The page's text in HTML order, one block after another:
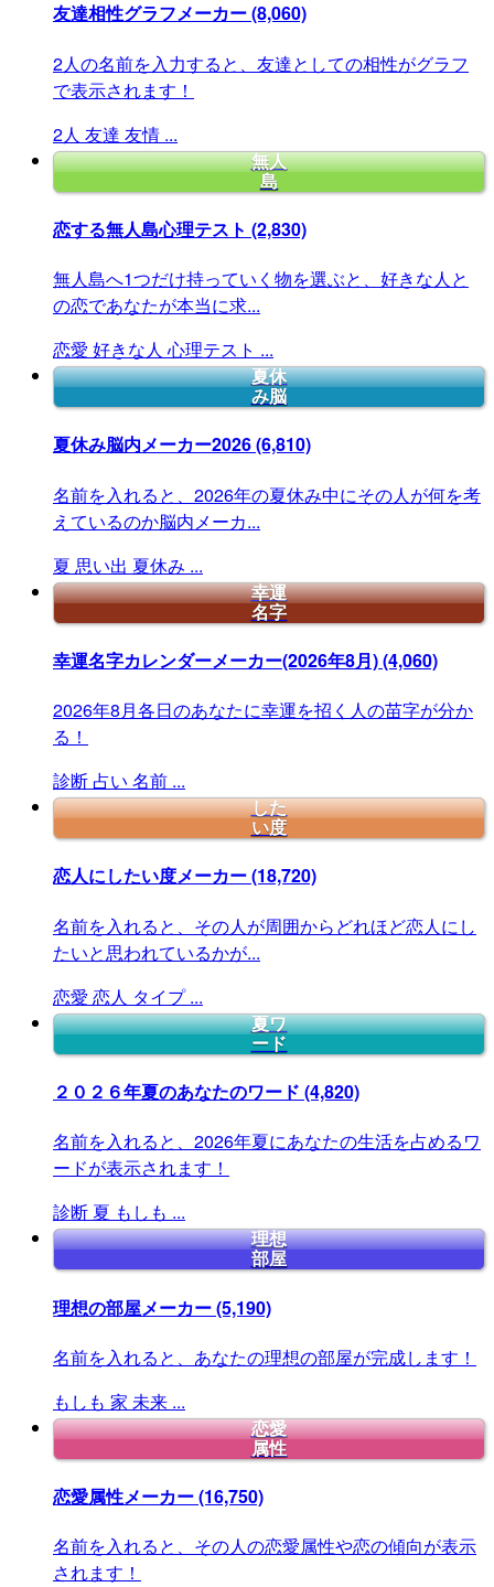
友達相性グラフメーカー(8,060)
2人の名前を入力すると、友達としての相性がグラフ
で表示されます！
2人 友達 友情 ...
無人
島
恋する無人島心理テスト (2,830)
無人島へ1つだけ持っていく物を選ぶと、好きな人と
の恋であなたが本当に求...
恋愛 好きな人 心理テスト ...
夏休
み脳
夏休み脳内メーカー2026(6,810)
名前を入れると、2026年の夏休み中にその人が何を考
えているのか脳内メーカ...
夏 思い出 夏休み ...
幸運
名字
幸運名字カレンダーメーカー(2026年8月)(4,060)
2026年8月各日のあなたに幸運を招く人の苗字が分か
る！
診断 占い 名前 ...
した
い度
恋人にしたい度メーカー(18,720)
名前を入れると、その人が周囲からどれほど恋人にし
たいと思われているかが...
恋愛 恋人 タイプ ...
夏ワ
ード
２０２６年夏のあなたのワード (4,820)
名前を入れると、2026年夏にあなたの生活を占めるワ
ードが表示されます！
診断 夏 もしも ...
理想
部屋
理想の部屋メーカー(5,190)
名前を入れると、あなたの理想の部屋が完成します！
もしも 家 未来 ...
恋愛
属性
恋愛属性メーカー(16,750)
名前を入れると、その人の恋愛属性や恋の傾向が表示
されます！